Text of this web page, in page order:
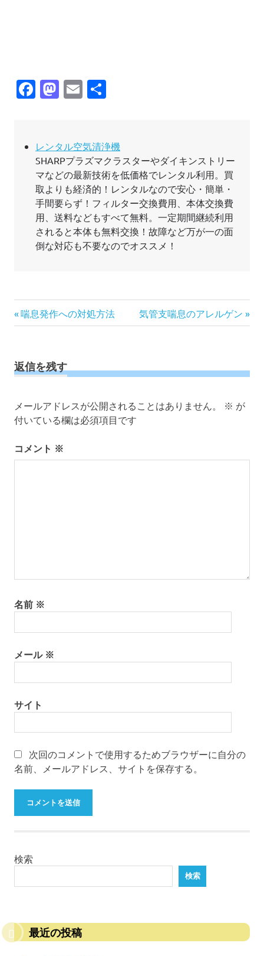
Facebook
Mastodon
Email
レンタル空気清浄機
SHARPプラズマクラスターやダイキンストリー
マなどの最新技術を低価格でレンタル利用。買
取よりも経済的！レンタルなので安心・簡単・
手間要らず！フィルター交換費用、本体交換費
用、送料などもすべて無料。一定期間継続利用
されると本体も無料交換！故障など万が一の面
倒な対応も不要なのでオススメ！
投
稿
ビ
ゲ
シ
ョ
前
の
喘息発作への対処方法
次
の
気管支喘息のアレルゲン
返信を残す
メールアドレスが公開されることはありません。 ※ が
付いている欄は必須項目です
コメント ※
名前 ※
メール ※
サイト
次回のコメントで使用するためブラウザーに自分の
名前、メールアドレス、サイトを保存する。
検索
検索
最近の投稿